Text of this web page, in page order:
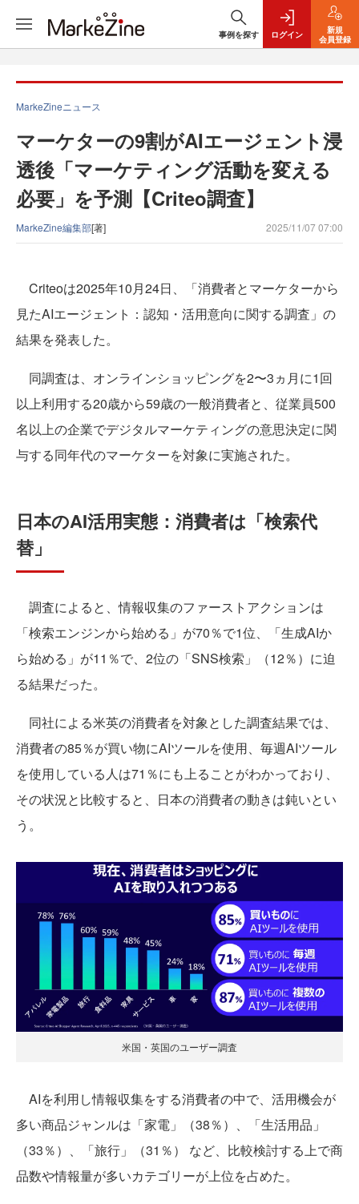
事例を探す ログイン
新規
会員登録
MarkeZineニュース
マーケターの9割がAIエージェント浸
透後「マーケティング活動を変える
必要」を予測【Criteo調査】
MarkeZine編集部[著] 2025/11/07 07:00
Criteoは2025年10月24日、「消費者とマーケターから
見たAIエージェント：認知・活用意向に関する調査」の
結果を発表した。
同調査は、オンラインショッピングを2〜3ヵ月に1回
以上利用する20歳から59歳の一般消費者と、従業員500
名以上の企業でデジタルマーケティングの意思決定に関
与する同年代のマーケターを対象に実施された。
日本のAI活用実態：消費者は「検索代
替」
調査によると、情報収集のファーストアクションは
「検索エンジンから始める」が70％で1位、「生成AIか
ら始める」が11％で、2位の「SNS検索」（12％）に迫
る結果だった。
同社による米英の消費者を対象とした調査結果では、
消費者の85％が買い物にAIツールを使用、毎週AIツール
を使用している人は71％にも上ることがわかっており、
その状況と比較すると、日本の消費者の動きは鈍いとい
う。
米国・英国のユーザー調査
AIを利用し情報収集をする消費者の中で、活用機会が
多い商品ジャンルは「家電」（38％）、「生活用品」
（33％）、「旅行」（31％） など、比較検討する上で商
品数や情報量が多いカテゴリーが上位を占めた。